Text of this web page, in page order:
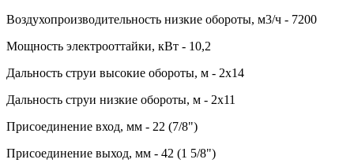
Воздухопроизводительность низкие обороты, м3/ч - 7200
Мощность электрооттайки, кВт - 10,2
Дальность струи высокие обороты, м - 2x14
Дальность струи низкие обороты, м - 2x11
Присоединение вход, мм - 22 (7/8")
Присоединение выход, мм - 42 (1 5/8")